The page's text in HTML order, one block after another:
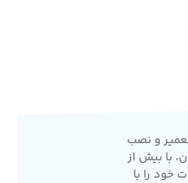
و نصب
با بیش از
خود را با